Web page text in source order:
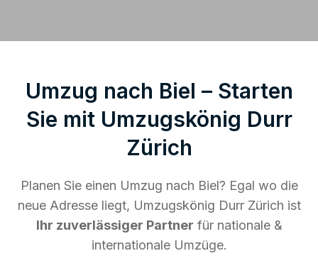
Umzug nach Biel – Starten
Sie mit Umzugskönig Durr
Zürich
Planen Sie einen Umzug nach Biel? Egal wo die
neue Adresse liegt, Umzugskönig Durr Zürich ist
Ihr zuverlässiger Partner für nationale &
internationale Umzüge.